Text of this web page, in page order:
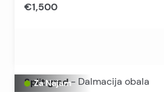
€1,500
Za Najam
Split grad - Dalmacija obala